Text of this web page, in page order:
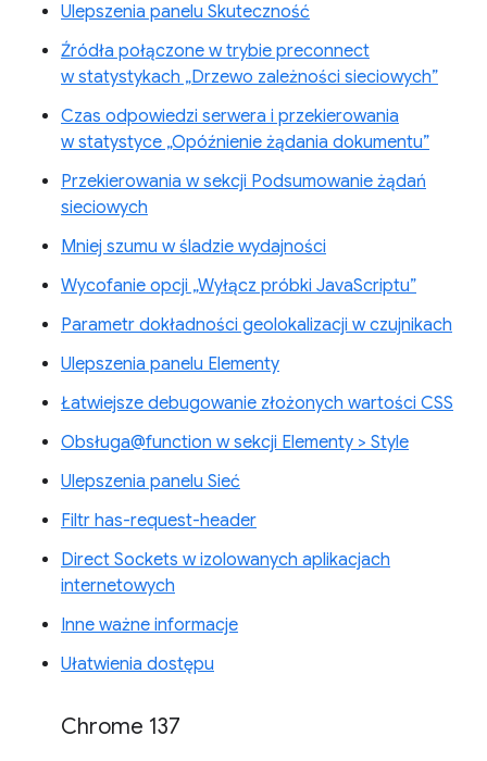
Ulepszenia panelu Skuteczność
Źródła połączone w trybie preconnect
w statystykach „Drzewo zależności sieciowych”
Czas odpowiedzi serwera i przekierowania
w statystyce „Opóźnienie żądania dokumentu”
Przekierowania w sekcji Podsumowanie żądań
sieciowych
Mniej szumu w śladzie wydajności
Wycofanie opcji „Wyłącz próbki JavaScriptu”
Parametr dokładności geolokalizacji w czujnikach
Ulepszenia panelu Elementy
Łatwiejsze debugowanie złożonych wartości CSS
Obsługa@function w sekcji Elementy > Style
Ulepszenia panelu Sieć
Filtr has-request-header
Direct Sockets w izolowanych aplikacjach
internetowych
Inne ważne informacje
Ułatwienia dostępu
Chrome 137